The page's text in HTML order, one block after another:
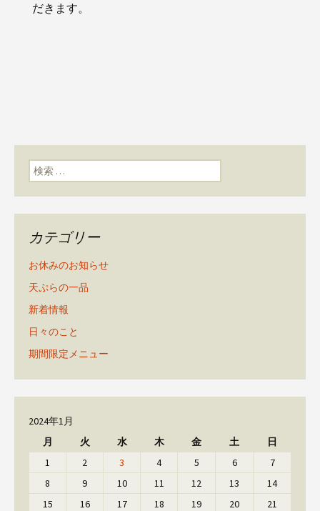
だきます。
検索:
カテゴリー
お休みのお知らせ
天ぷらの一品
新着情報
日々のこと
期間限定メニュー
2024年1月
月
火 水 木 金 土 日
1 2 3 4 5 6
7
8
9 10 11 12 13
14
15
16 17 18 19 20
21